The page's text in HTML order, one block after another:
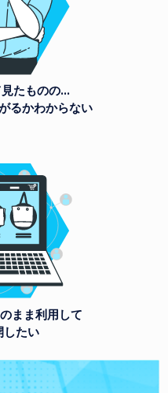
たものの...
るかわからない
まま利用して
したい